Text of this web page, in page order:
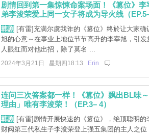
剧情回到第一集惊悚命案场面！《篡位》
弟李浚荣爱上同一女子将成为导火线（EP.5–
韩剧 [有雷]充满尔虞我诈的《篡位》终於让大家确
旭的心意～在事业上地位节节高升的李宰旭，引发
人眼红而对他出招，除了莫名 ...
2024年3月21日 星期四18:13 Erin
连问三次答案都一样！《篡位》飘出BL味
理由」唯有李浚荣！（EP.3– 4）
韩剧 [有雷]剧情开展快速的《篡位》，绝顶聪明的
财阀第三代私生子李浚荣登上强五集团的主人之位